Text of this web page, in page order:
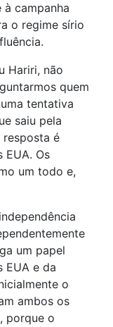
campanha
o regime sírio
Hariri, não
quem
tentativa
saiu pela
é
EUA. Os
um todo e,
um papel
EUA e da
o
ambos os
porque o